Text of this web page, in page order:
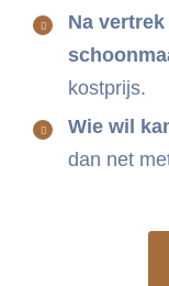
Na
kostprijs.
Wie wil
dan net